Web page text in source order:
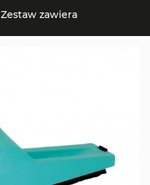
Zestaw zawiera